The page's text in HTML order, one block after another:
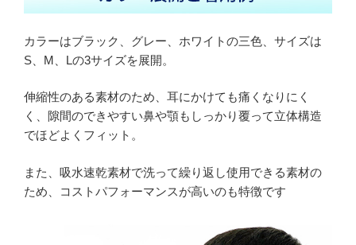
カラーはブラック、グレー、ホワイトの三色、サイズは
S、M、Lの3サイズを展開。
伸縮性のある素材のため、耳にかけても痛くなりにく
く、隙間のできやすい鼻や顎もしっかり覆って立体構造
でほどよくフィット。
また、吸水速乾素材で洗って繰り返し使用できる素材の
ため、コストパフォーマンスが高いのも特徴です